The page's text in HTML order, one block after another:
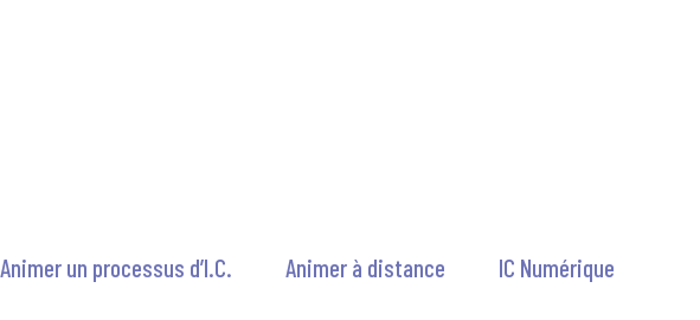
Animer un processus d’I.C. Animer à distance IC Numérique